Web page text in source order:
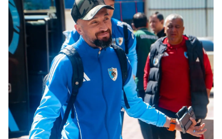
Kayseri
Kırklareli
Kırşehir
Kocaeli
Konya
Kütahya
Malatya